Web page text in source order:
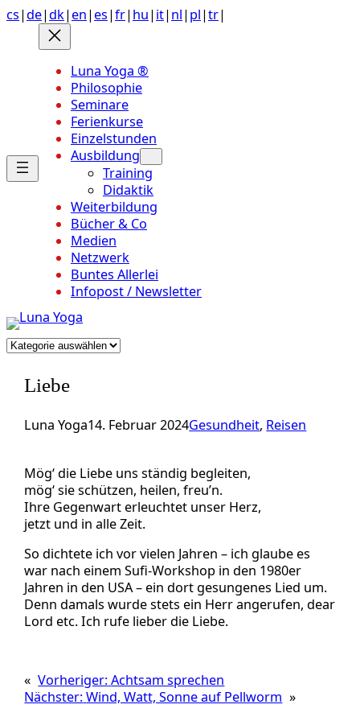
Anchor
Zum
Inhalt
springen
cs|de|dk| en| es|fr| hu| it| nl| pl|tr|
Luna Yoga ®
Philosophie
Seminare
Ferienkurse
Einzelstunden
Ausbildung
Training
Didaktik
Weiterbildung
Bücher & Co
Medien
Netzwerk
Buntes Allerlei
Infopost / Newsletter
Kategorien
Liebe
Luna Yoga14. Februar 2024Gesundheit, Reisen
Mög‘ die Liebe uns ständig begleiten,
mög‘ sie schützen, heilen, freu’n.
Ihre Gegenwart erleuchtet unser Herz,
jetzt und in alle Zeit.
So dichtete ich vor vielen Jahren – ich glaube es
war nach einem Sufi-Workshop in den 1980er
Jahren in den USA – ein dort gesungenes Lied um.
Denn damals wurde stets ein Herr angerufen, dear
Lord etc. Ich rufe lieber die Liebe.
« Vorheriger:Achtsam sprechen
Nächster:Wind, Watt, Sonne auf Pellworm »